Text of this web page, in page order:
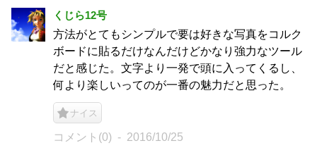
くじら12号
方法がとてもシンプルで要は好きな写真をコルク
ボードに貼るだけなんだけどかなり強力なツール
だと感じた。文字より一発で頭に入ってくるし、
何より楽しいってのが一番の魅力だと思った。
ナイス
コメント(0) 2016/10/25